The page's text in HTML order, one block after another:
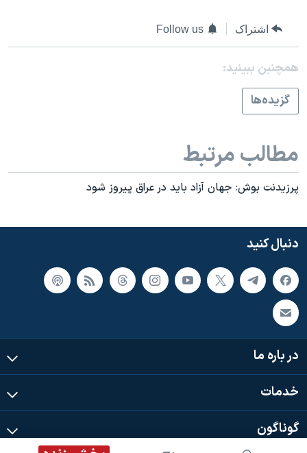
اشتراک Follow us
همچنبن ببینید:
گزيده‌ها
مطالب مرتبط
پرزيدنت بوش: جهان آزاد بايد در عراق پيروز شود
دنبال کنید
در باره ما
خدمات
گوناگون